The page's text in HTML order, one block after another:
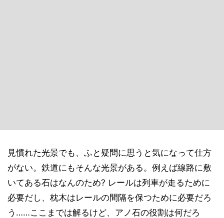
見慣れた光景でも、ふと疑問に思うと気になって仕方
がない。鉄道にもそんな光景がある。例えば線路に敷
いてある石はなんのため? レールは列車が走るために
必要だし、枕木はレールの間隔を保つために必要だろ
う……ここまでは解るけど、アノ石の役割は何だろ